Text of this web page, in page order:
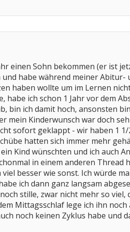
einen Sohn bekommen (er ist
habe während meiner
haben wollte um im Lernen
ich schon 1 Jahr vor dem
bin ich damit hoch, ansonsten
mein Kinderwunsch war doch
sofort geklappt - wir haben 1
hatten sich immer mehr
Kind wünschten und ich auch
in einem anderen
besser wie sonst. Ich würde
ich dann ganz langsam
stille, zwar nicht mehr so
Mittagsschlaf lege ich ihn
noch keinen Zyklus habe und